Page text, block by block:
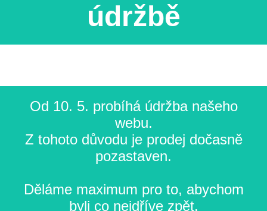
údržbě
Od 10. 5. probíhá údržba našeho
webu.
Z tohoto důvodu je prodej dočasně
pozastaven.
Děláme maximum pro to, abychom
byli co nejdříve zpět.